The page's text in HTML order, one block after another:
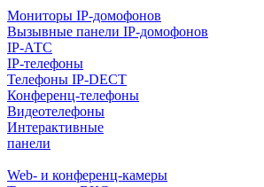
Мониторы IP-домофонов
Вызывные панели IP-домофонов
IP-АТС
IP-телефоны
Телефоны IP-DECT
Конференц-телефоны
Видеотелефоны
Интерактивные
панели
Web- и конференц-камеры